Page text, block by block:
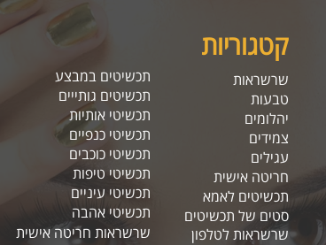
קטגוריות
שרשראות
טבעות
יהלומים
צמידים
עגילים
חריטה אישית
תכשיטים לאמא
סטים של תכשיטים
תכשיטים במבצע
תכשיטים גותייים
תכשיטי אותיות
תכשיטי כנפיים
תכשיטי כוכבים
תכשיטי טיפות
תכשיטי עיניים
תכשיטי אהבה
שרשראות חריטה אישית
שרשראות לטלפון